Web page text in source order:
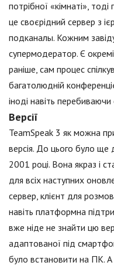
потрібної «кімнаті»,
це своєрідний сервер з
подканалы. Кожним
супермодератор. Є
раніше, сам процес
багатолюдній
іноді навіть
Версії
TeamSpeak 3 як можна
версія. До цього було ще
2001 році. Вона якраз і
для всіх наступних
сервер, клієнт для
навіть платформна
вже ніде не знайти цю
адаптованої під
було встановити на ПК. А